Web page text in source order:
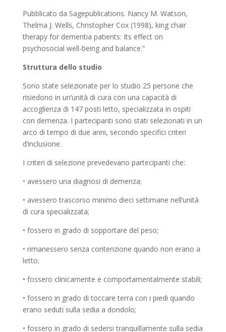
Pubblicato da Sagepublications. Nancy M. Watson,
Thelma J. Wells, Christopher Cox (1998), king chair
therapy for dementia patients: Its effect on
psychosocial well-being and balance.”
Struttura dello studio
Sono state selezionate per lo studio 25 persone che
risiedono in un‘unità di cura con una capacità di
accoglienza di 147 posti letto, specializzata in ospiti
con demenza. I partecipanti sono stati selezionati in un
arco di tempo di due anni, secondo specifici criteri
d’inclusione.
I criteri di selezione prevedevano partecipanti che:
• avessero una diagnosi di demenza;
• avessero trascorso minimo dieci settimane nell‘unità
di cura specializzata;
• fossero in grado di sopportare del peso;
• rimanessero senza contenzione quando non erano a
letto;
• fossero clinicamente e comportamentalmente stabili;
• fossero in grado di toccare terra con i piedi quando
erano seduti sulla sedia a dondolo;
• fossero in grado di sedersi tranquillamente sulla sedia